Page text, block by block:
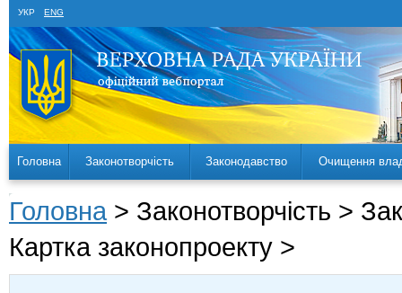
УКР ENG
Головна Законотворчість Законодавство Очищення
Головна > Законотворчість >
Картка законопроекту >